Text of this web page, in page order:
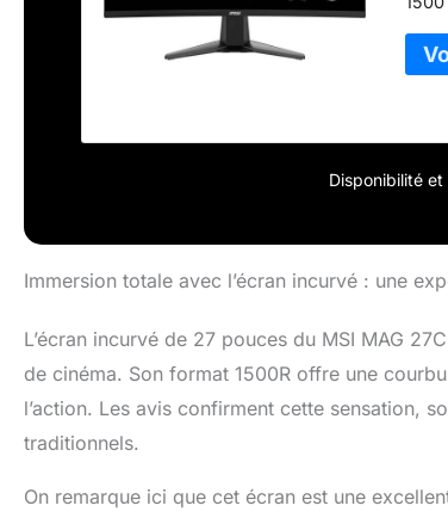
un
et
est
Disponibilité
Immersion totale avec l’écran incurvé : une
L’écran incurvé de 27 pouces du MSI MAG
de cinéma. Son format 1500R offre une
l’action. Les avis confirment cette sensation,
traditionnels.
On remarque ici que cet écran est une